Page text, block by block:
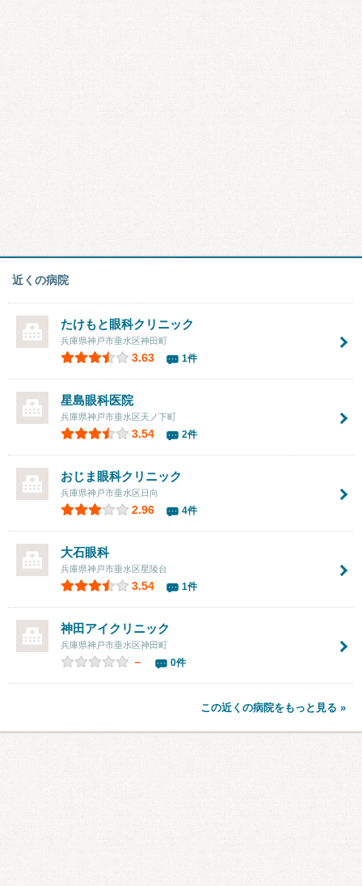
近くの病院
たけもと眼科クリニック
兵庫県神戸市垂水区神田町
3.63 1件
星島眼科医院
兵庫県神戸市垂水区天ノ下町
3.54 2件
おじま眼科クリニック
兵庫県神戸市垂水区日向
2.96 4件
大石眼科
兵庫県神戸市垂水区星陵台
3.54 1件
神田アイクリニック
兵庫県神戸市垂水区神田町
－ 0件
この近くの病院をもっと見る »